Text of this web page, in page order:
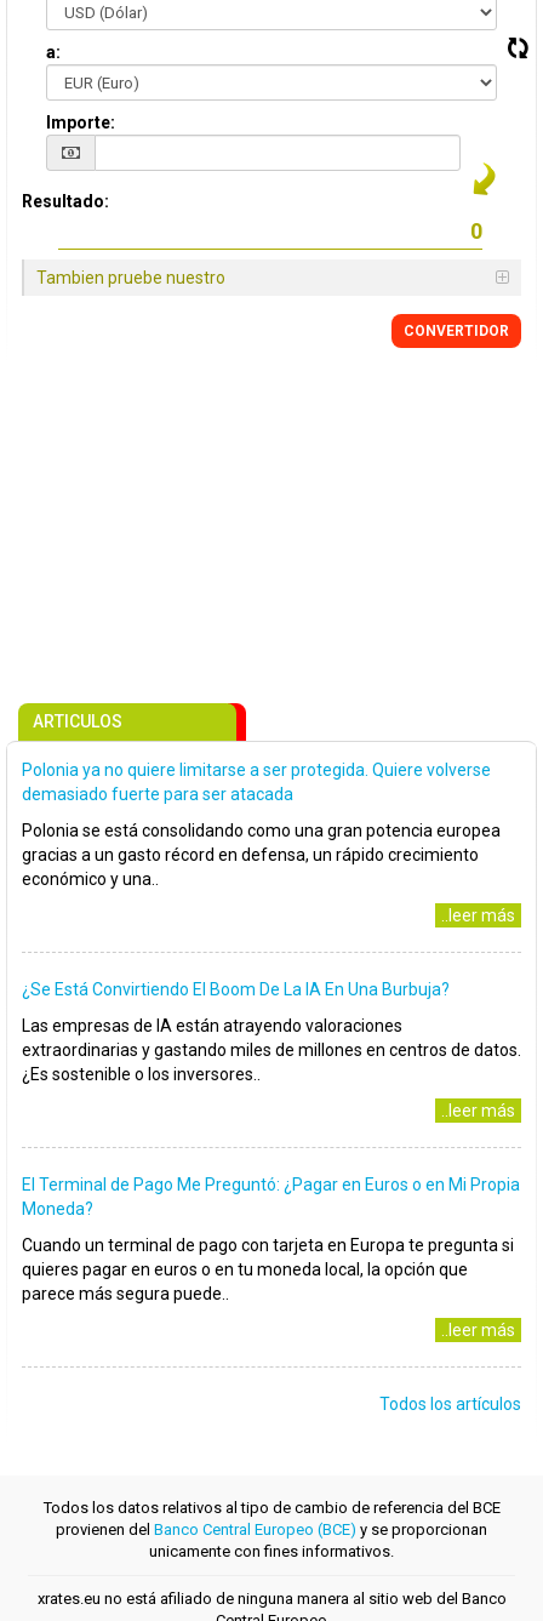
a:
Importe:
Resultado:
Tambien pruebe nuestro
CONVERTIDOR
ARTICULOS
Polonia ya no quiere limitarse a ser protegida. Quiere volverse
demasiado fuerte para ser atacada
Polonia se está consolidando como una gran potencia europea
gracias a un gasto récord en defensa, un rápido crecimiento
económico y una..
..leer más
¿Se Está Convirtiendo El Boom De La IA En Una Burbuja?
Las empresas de IA están atrayendo valoraciones
extraordinarias y gastando miles de millones en centros de datos.
¿Es sostenible o los inversores..
..leer más
El Terminal de Pago Me Preguntó: ¿Pagar en Euros o en Mi Propia
Moneda?
Cuando un terminal de pago con tarjeta en Europa te pregunta si
quieres pagar en euros o en tu moneda local, la opción que
parece más segura puede..
..leer más
Todos los artículos
Todos los datos relativos al tipo de cambio de referencia del BCE
provienen del Banco Central Europeo (BCE) y se proporcionan
unicamente con fines informativos.
xrates.eu no está afiliado de ninguna manera al sitio web del Banco